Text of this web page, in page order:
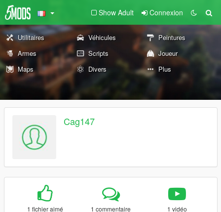
Show Adult Connexion
Utilitaires Véhicules
Peintures
Armes
Scripts
Joueur
Maps
Divers Plus
Cag147
1 fichier aimé 1 commentaire 1 vidéo